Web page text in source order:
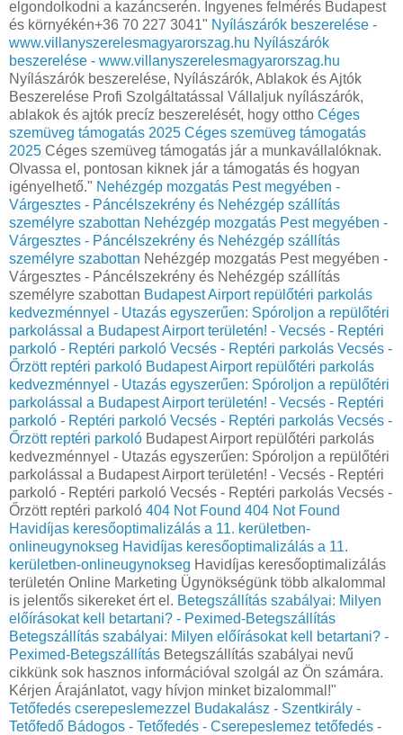
elgondolkodni a kazáncserén. Ingyenes felmérés Budapest
és környékén+36 70 227 3041" Nyílászárók beszerelése -
www.villanyszerelesmagyarorszag.hu Nyílászárók
beszerelése - www.villanyszerelesmagyarorszag.hu
Nyílászárók beszerelése, Nyílászárók, Ablakok és Ajtók
Beszerelése Profi Szolgáltatással Vállaljuk nyílászárók,
ablakok és ajtók precíz beszerelését, hogy ottho Céges
szemüveg támogatás 2025 Céges szemüveg támogatás
2025 Céges szemüveg támogatás jár a munkavállalóknak.
Olvassa el, pontosan kiknek jár a támogatás és hogyan
igényelhető." Nehézgép mozgatás Pest megyében -
Várgesztes - Páncélszekrény és Nehézgép szállítás
személyre szabottan Nehézgép mozgatás Pest megyében -
Várgesztes - Páncélszekrény és Nehézgép szállítás
személyre szabottan Nehézgép mozgatás Pest megyében -
Várgesztes - Páncélszekrény és Nehézgép szállítás
személyre szabottan Budapest Airport repülőtéri parkolás
kedvezménnyel - Utazás egyszerűen: Spóroljon a repülőtéri
parkolással a Budapest Airport területén! - Vecsés - Reptéri
parkoló - Reptéri parkoló Vecsés - Reptéri parkolás Vecsés -
Őrzött reptéri parkoló Budapest Airport repülőtéri parkolás
kedvezménnyel - Utazás egyszerűen: Spóroljon a repülőtéri
parkolással a Budapest Airport területén! - Vecsés - Reptéri
parkoló - Reptéri parkoló Vecsés - Reptéri parkolás Vecsés -
Őrzött reptéri parkoló Budapest Airport repülőtéri parkolás
kedvezménnyel - Utazás egyszerűen: Spóroljon a repülőtéri
parkolással a Budapest Airport területén! - Vecsés - Reptéri
parkoló - Reptéri parkoló Vecsés - Reptéri parkolás Vecsés -
Őrzött reptéri parkoló 404 Not Found 404 Not Found
Havidíjas keresőoptimalizálás a 11. kerületben-
onlineugynokseg Havidíjas keresőoptimalizálás a 11.
kerületben-onlineugynokseg Havidíjas keresőoptimalizálás
területén Online Marketing Ügynökségünk több alkalommal
is jelentős sikereket ért el. Betegszállítás szabályai: Milyen
előírásokat kell betartani? - Peximed-Betegszállítás
Betegszállítás szabályai: Milyen előírásokat kell betartani? -
Peximed-Betegszállítás Betegszállítás szabályai nevű
cikkünk sok hasznos információval szolgál az Ön számára.
Kérjen Árajánlatot, vagy hívjon minket bizalommal!"
Tetőfedés cserepeslemezzel Budakalász - Szentkirály -
Tetőfedő Bádogos - Tetőfedés - Cserepeslemez tetőfedés -